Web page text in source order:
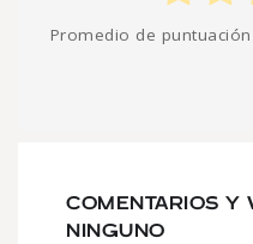
Promedio de puntuación
COMENTARIOS Y
NINGUNO